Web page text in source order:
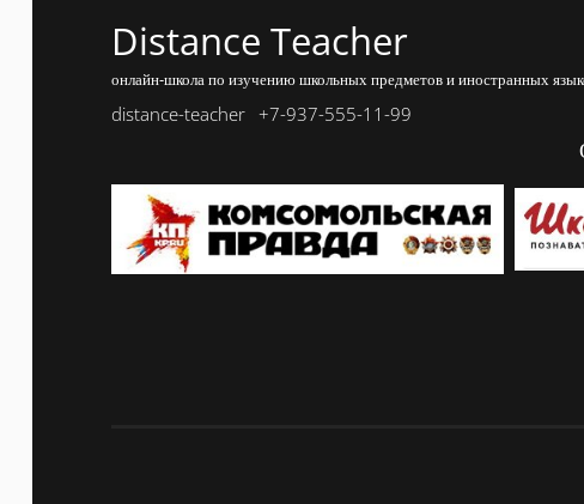
Distance Teacher
онлайн-школа по изучению школьных предметов и иностранных
distance-teacher +7-937-555-11-99